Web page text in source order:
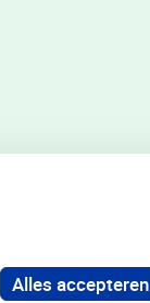
Alles accepteren